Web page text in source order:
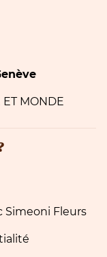
ET MONDE
Simeoni Fleurs